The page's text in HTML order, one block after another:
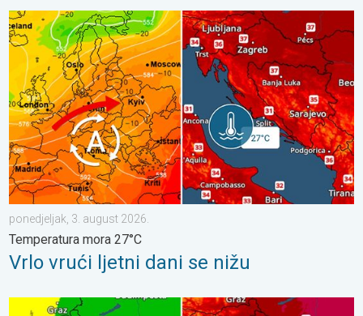
Vrlo vrući ljetni dani se nižu. Temperatura mora 27°C. . .
ponedjeljak, 3. august 2026.
Temperatura mora 27°C
Vrlo vrući ljetni dani se nižu
Vrhunac toplinskog vala. Svježije u petak. Negdje stižu i